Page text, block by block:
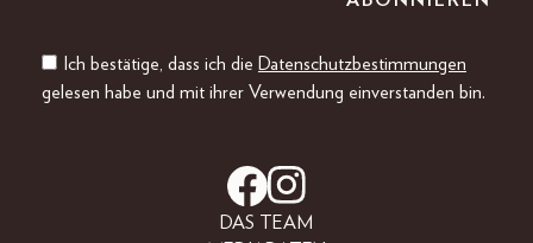
Ich bestätige, dass ich die Datenschutzbestimmungen
gelesen habe und mit ihrer Verwendung einverstanden bin.
DAS TEAM